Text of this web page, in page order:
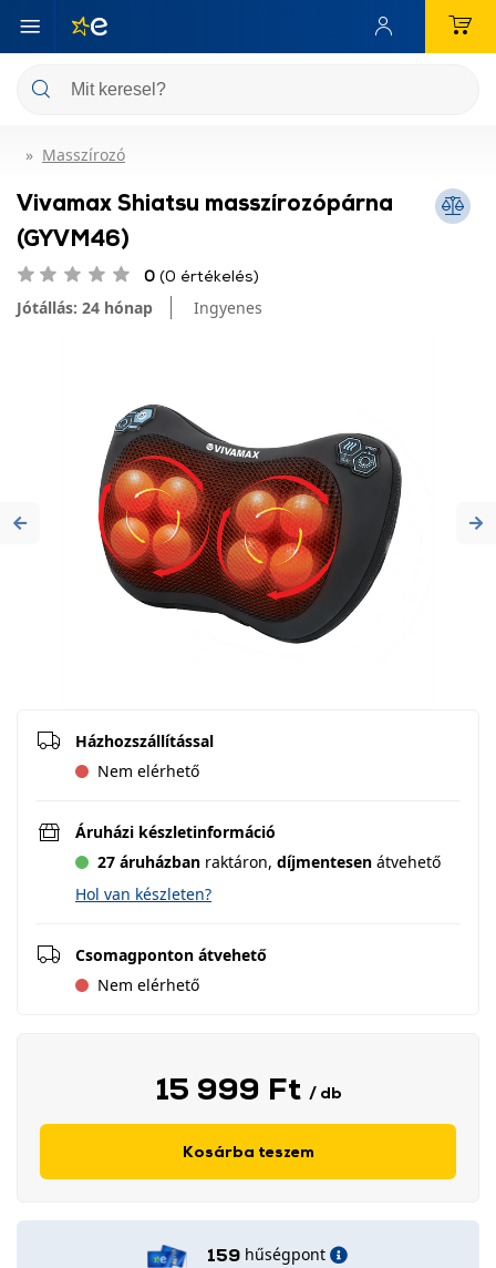
Masszírozó
Vivamax Shiatsu masszírozópárna
(GYVM46)
0 (0 értékelés)
Jótállás: 24 hónap Ingyenes
Previous
Házhozszállítással
Nem elérhető
Áruházi készletinformáció
27 áruházban raktáron, díjmentesen átvehető
Hol van készleten?
Csomagponton átvehető
Nem elérhető
15 999 Ft / db
Kosárba teszem
159 hűségpont